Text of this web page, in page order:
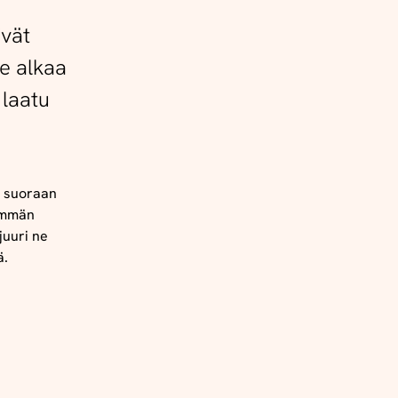
alkaa
ne